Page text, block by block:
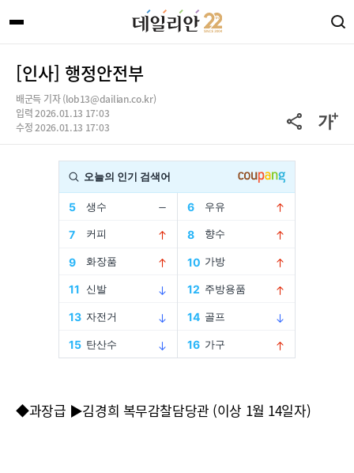
[인사] 행정안전부
배군득 기자 (lob13@dailian.co.kr)
입력 2026.01.13 17:03
수정 2026.01.13 17:03
◆과장급 ▶김경희 복무감찰담당관 (이상 1월 14일자)